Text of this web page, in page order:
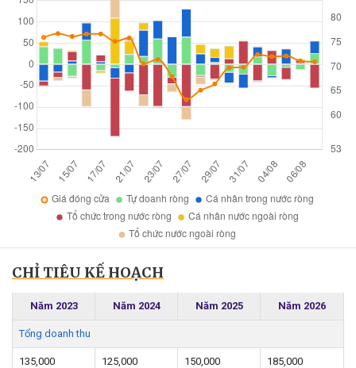
CHỈ TIÊU KẾ HOẠCH
Năm 2023 Năm 2024 Năm 2025 Năm 2026
Tổng doanh thu
135,000 125,000 150,000 185,000